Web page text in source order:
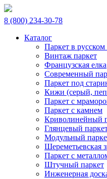
8 (800) 234-30-78
Каталог
Паркет в русском
Винтаж паркет
Французская елка
Современный
Паркет под
Кижи (серый,
Паркет с
Паркет с камнем
Криволинейный
Глянцевый
Модульный
Шереметьевская
Паркет с
Штучный паркет
Инженерная